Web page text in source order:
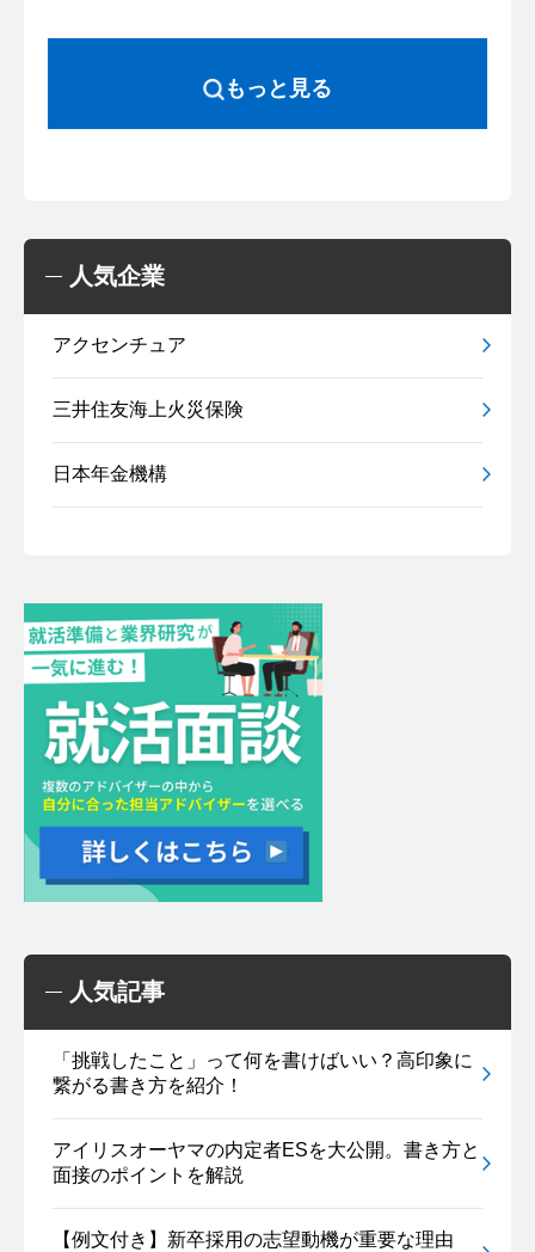
もっと見る
人気企業
アクセンチュア
三井住友海上火災保険
日本年金機構
人気記事
「挑戦したこと」って何を書けばいい？高印象に
繋がる書き方を紹介！
アイリスオーヤマの内定者ESを大公開。書き方と
面接のポイントを解説
【例文付き】新卒採用の志望動機が重要な理由